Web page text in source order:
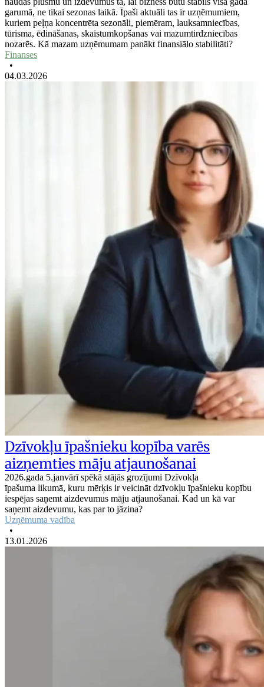
garumā, ne tikai sezonas laikā. Īpaši aktuāli tas ir uzņēmumiem,
kuriem peļņa koncentrēta sezonāli, piemēram, lauksamniecības,
tūrisma, ēdināšanas, skaistumkopšanas vai mazumtirdzniecības
nozarēs. Kā mazam uzņēmumam panākt finansiālo stabilitāti?
Finanses
•
04.03.2026
Dzīvokļu īpašnieku kopība varēs
aizņemties māju atjaunošanai
2026.gada 5.janvārī spēkā stājās grozījumi Dzīvokļa
īpašuma likumā, kuru mērķis ir veicināt dzīvokļu īpašnieku kopību
iespējas saņemt aizdevumus māju atjaunošanai. Kad un kā var
saņemt aizdevumu, kas par to jāzina?
Uzņēmuma vadība
•
13.01.2026